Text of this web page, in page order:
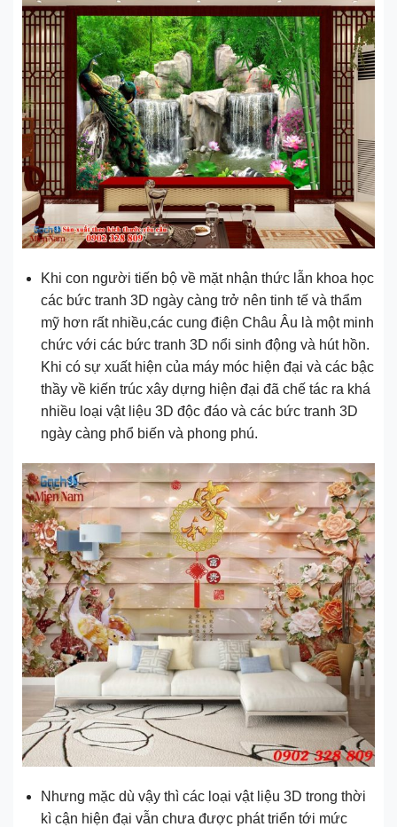
Khi con người tiến bộ về mặt nhận thức lẫn khoa học
các bức tranh 3D ngày càng trở nên tinh tế và thẩm
mỹ hơn rất nhiều,các cung điện Châu Âu là một minh
chức với các bức tranh 3D nổi sinh động và hút hồn.
Khi có sự xuất hiện của máy móc hiện đại và các bậc
thầy về kiến trúc xây dựng hiện đại đã chế tác ra khá
nhiều loại vật liệu 3D độc đáo và các bức tranh 3D
ngày càng phổ biến và phong phú.
Nhưng mặc dù vậy thì các loại vật liệu 3D trong thời
kì cận hiện đại vẫn chưa được phát triển tới mức